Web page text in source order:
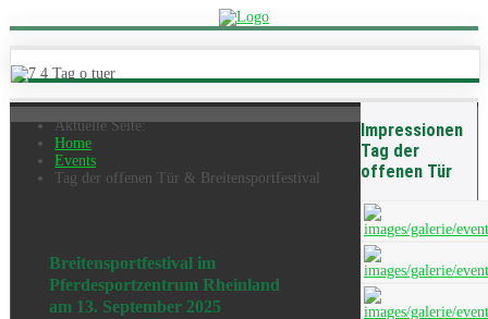
Impressionen
Tag der
offenen Tür
Aktuelle Seite:
Home
Events
Tag der offenen Tür & Breitensportfestival
Breitensportfestival im
Pferdesportzentrum Rheinland
am 13. September 2025